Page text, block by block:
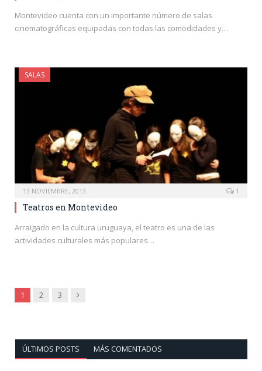
Montevideo cuenta con un importante número de salas
cinematográficas equipadas con todas las comodidades y…
SALAS
13 NOVIEMBRE, 2013 1
Teatros en Montevideo
Arraigado en la cultura uruguaya, el teatro es una de las
actividades culturales más populares…
1 2 3 Next
ÚLTIMOS POSTS MÁS COMENTADOS